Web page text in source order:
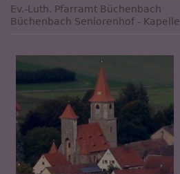
Ev.-Luth. Pfarramt Büchenbach
Büchenbach Seniorenhof - Kapelle